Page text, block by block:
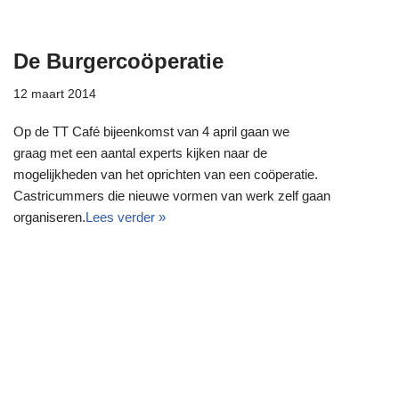
De Burgercoöperatie
12 maart 2014
Op de TT Café bijeenkomst van 4 april gaan we
graag met een aantal experts kijken naar de
mogelijkheden van het oprichten van een coöperatie.
Castricummers die nieuwe vormen van werk zelf gaan
organiseren.Lees verder »